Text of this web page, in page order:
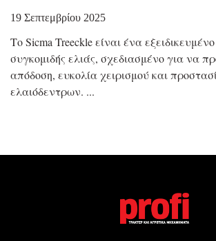
19 Σεπτεμβρίου 2025
Το Sicma Treeckle είναι ένα
συγκομιδής ελιάς, σχεδιασμένο για να
απόδοση, ευκολία χειρισμού και
ελαιόδεντρων.